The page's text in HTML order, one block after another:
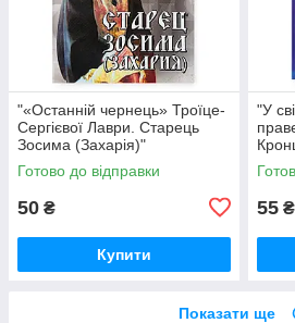
"«Останній чернець» Троїце-
Сергієвої Лаври. Старець
Зосима (Захарія)"
Готово до відправки
50 ₴
Купити
"У
55 ₴
Показати ще